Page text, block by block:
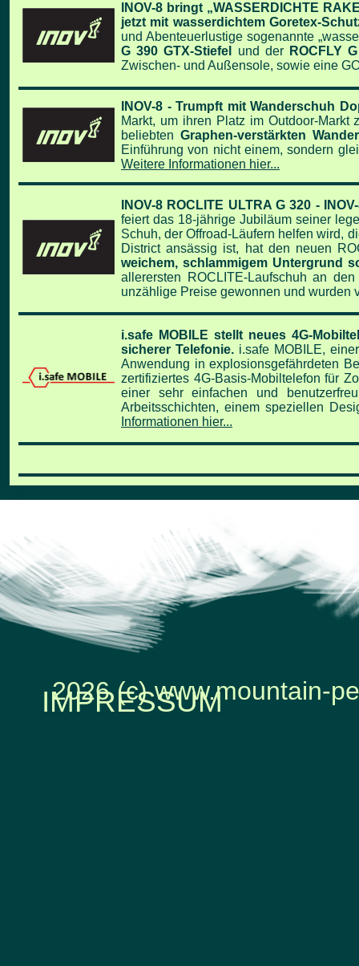
INOV-8 bringt „WASSERDICHTE
jetzt mit wasserdichtem Goretex-
und Abenteuerlustige sogenannte
G 390 GTX-Stiefel
und der
ROCFLY
Zwischen- und Außensole, sowie eine
INOV-8 - Trumpft mit Wanderschuh
Markt, um ihren Platz im Outdoor-
beliebten Graphen-verstärkten
Einführung von nicht einem, sondern
Weitere Informationen hier...
INOV-8 ROCLITE ULTRA G 320 -
feiert das 18-jährige Jubiläum seiner
Schuh, der Offroad-Läufern helfen wird,
District ansässig ist, hat den neuen
weichem, schlammigem Untergrund
allerersten ROCLITE-Laufschuh an
unzählige Preise gewonnen und wurden
i.safe MOBILE stellt neues 4G-
sicherer Telefonie. i.safe MOBILE,
Anwendung in explosionsgefährdeten
zertifiziertes 4G-Basis-Mobiltelefon für
einer sehr einfachen und
Arbeitsschichten, einem speziellen
Informationen hier...
2026 (c) www.mountain-
IMPRESSUM